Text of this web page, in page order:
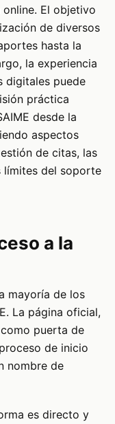
El objetivo
de diversos
hasta la
la experiencia
digitales puede
práctica
desde la
aspectos
de citas, las
límites del soporte
a la
mayoría de los
La página oficial,
puerta de
de inicio
nombre de
es directo y